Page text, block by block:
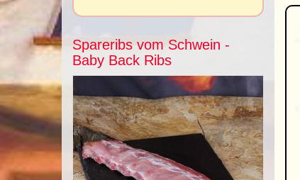
Spareribs vom Schwein -
Baby Back Ribs